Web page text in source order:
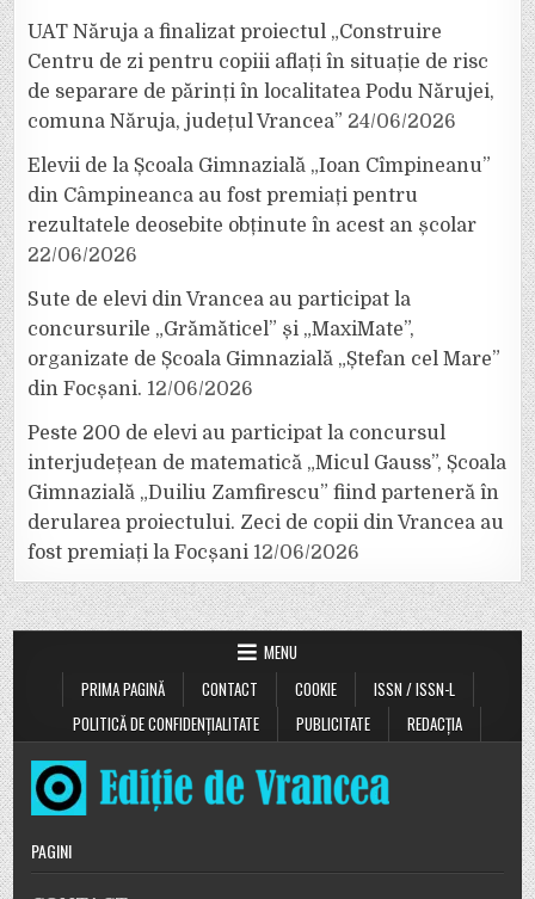
UAT Năruja a finalizat proiectul „Construire
Centru de zi pentru copiii aflați în situație de risc
de separare de părinți în localitatea Podu Nărujei,
comuna Năruja, județul Vrancea” 24/06/2026
Elevii de la Școala Gimnazială „Ioan Cîmpineanu”
din Câmpineanca au fost premiați pentru
rezultatele deosebite obținute în acest an școlar
22/06/2026
Sute de elevi din Vrancea au participat la
concursurile „Grămăticel” și „MaxiMate”,
organizate de Școala Gimnazială „Ștefan cel Mare”
din Focșani. 12/06/2026
Peste 200 de elevi au participat la concursul
interjudețean de matematică „Micul Gauss”, Școala
Gimnazială „Duiliu Zamfirescu” fiind parteneră în
derularea proiectului. Zeci de copii din Vrancea au
fost premiați la Focșani 12/06/2026
MENU
PRIMA PAGINĂ
CONTACT COOKIE
ISSN / ISSN-L
POLITICĂ DE CONFIDENȚIALITATE
PUBLICITATE REDACȚIA
PAGINI